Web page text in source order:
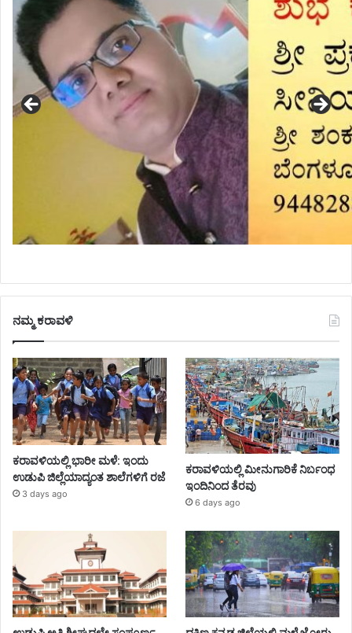
ನಮ್ಮ ಕರಾವಳಿ
ಕರಾವಳಿಯಲ್ಲಿ ಭಾರೀ ಮಳೆ: ಇಂದು
ಉಡುಪಿ ಜಿಲ್ಲೆಯಾದ್ಯಂತ ಶಾಲೆಗಳಿಗೆ ರಜೆ
3 days ago
ಕರಾವಳಿಯಲ್ಲಿ ಮೀನುಗಾರಿಕೆ ನಿರ್ಬಂಧ
ಇಂದಿನಿಂದ ತೆರವು
6 days ago